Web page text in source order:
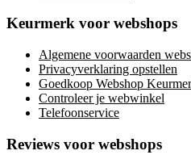
Keurmerk voor webshops
Algemene voorwaarden
Privacyverklaring opstellen
Goedkoop Webshop
Controleer je webwinkel
Telefoonservice
Reviews voor webshops